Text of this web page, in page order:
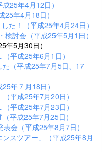
25年4月12日）
年4月18日）
た！（平成25年4月24日）
討会（平成25年5月1日）
年5月30日）
平成25年6月1日）
（平成25年7月5日、17
年７月18日）
平成25年7月20日）
平成25年7月23日）
平成25年7月25日）
会（平成25年8月7日）
スツアー」（平成25年8月